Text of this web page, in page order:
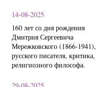
14-08-2025
160 лет со дня рождения
Дмитрия Сергеевича
Мережковского (1866-1941),
русского писателя, критика,
религиозного философа.
29-08-2025